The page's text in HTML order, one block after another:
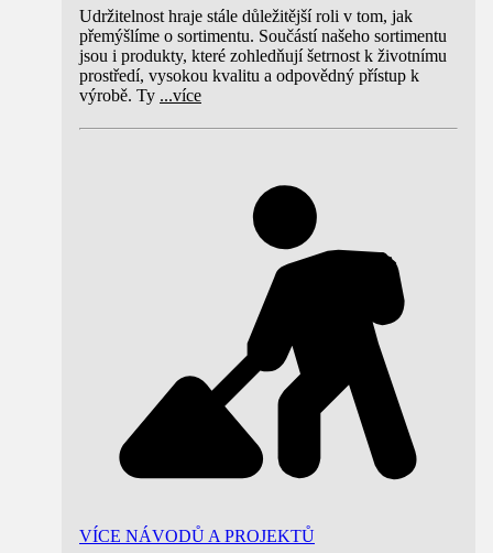
Udržitelnost hraje stále důležitější roli v tom, jak
přemýšlíme o sortimentu. Součástí našeho sortimentu
jsou i produkty, které zohledňují šetrnost k životnímu
prostředí, vysokou kvalitu a odpovědný přístup k
výrobě. Ty ...více
VÍCE NÁVODŮ A PROJEKTŮ